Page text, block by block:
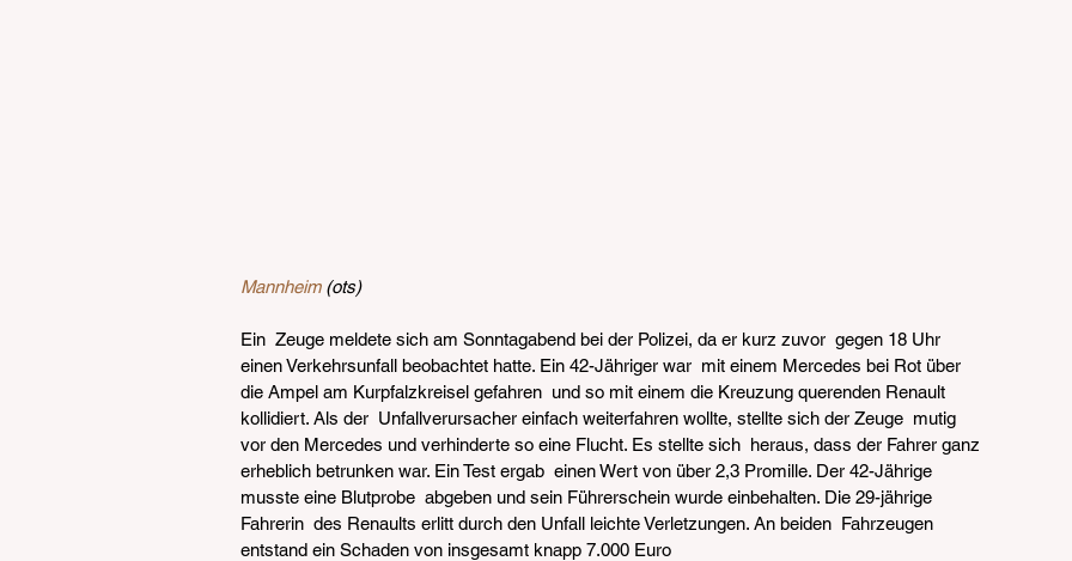
Mannheim (ots)
Ein  Zeuge meldete sich am Sonntagabend bei der Polizei, da er kurz zuvor  gegen 18 Uhr
einen Verkehrsunfall beobachtet hatte. Ein 42-Jähriger war  mit einem Mercedes bei Rot über
die Ampel am Kurpfalzkreisel gefahren  und so mit einem die Kreuzung querenden Renault
kollidiert. Als der  Unfallverursacher einfach weiterfahren wollte, stellte sich der Zeuge  mutig
vor den Mercedes und verhinderte so eine Flucht. Es stellte sich  heraus, dass der Fahrer ganz
erheblich betrunken war. Ein Test ergab  einen Wert von über 2,3 Promille. Der 42-Jährige
musste eine Blutprobe  abgeben und sein Führerschein wurde einbehalten. Die 29-jährige
Fahrerin  des Renaults erlitt durch den Unfall leichte Verletzungen. An beiden  Fahrzeugen
entstand ein Schaden von insgesamt knapp 7.000 Euro